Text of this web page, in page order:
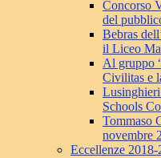
Concorso
del
Bebras
il Liceo
Al gruppo
Civilitas e
Schools
Tommaso
novembre
Eccellenze 2018-